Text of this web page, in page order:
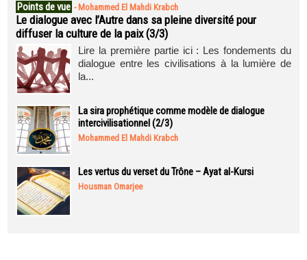
Points de vue - Mohammed El Mahdi Krabch
Le dialogue avec l’Autre dans sa pleine diversité pour
diffuser la culture de la paix (3/3)
Lire la première partie ici : Les fondements du
dialogue entre les civilisations à la lumière de
la...
La sira prophétique comme modèle de dialogue
intercivilisationnel (2/3)
Mohammed El Mahdi Krabch
Les vertus du verset du Trône – Ayat al-Kursi
Housman Omarjee